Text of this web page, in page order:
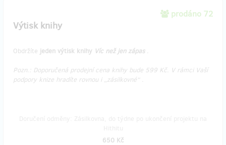
prodáno 72
Výtisk knihy
Obdržíte jeden výtisk knihy Víc než jen zápas .
Pozn.: Doporučená prodejní cena knihy bude 599 Kč. V rámci Vaší
podpory knize hradíte rovnou i „zásilkovné“ .
650 Kč